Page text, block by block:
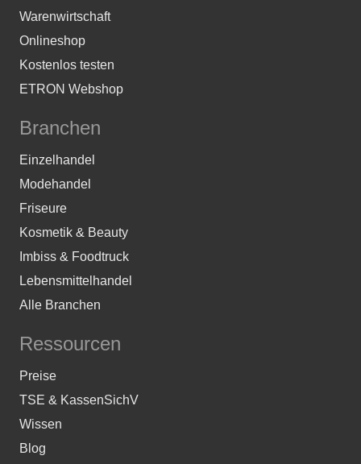
Warenwirtschaft
Onlineshop
Kostenlos testen
ETRON Webshop
Branchen
Einzelhandel
Modehandel
Friseure
Kosmetik & Beauty
Imbiss & Foodtruck
Lebensmittelhandel
Alle Branchen
Ressourcen
Preise
TSE & KassenSichV
Wissen
Blog